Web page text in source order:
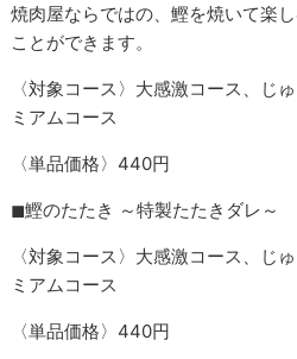
焼肉屋ならではの、鰹を焼いて楽
ことができます。
〈対象コース〉大感激コース、じ
ミアムコース
〈単品価格〉440円
◼︎鰹のたたき ～特製たたきダレ～
〈対象コース〉大感激コース、じ
ミアムコース
〈単品価格〉440円